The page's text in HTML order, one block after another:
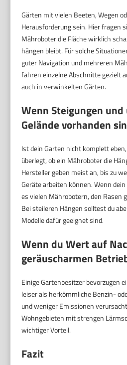
Gärten mit vielen Beeten, Wegen
Herausforderung sein. Hier fragen
Mähroboter die Fläche wirklich
hängen bleibt. Für solche
guter Navigation und mehreren
fahren einzelne Abschnitte gezielt
auch in verwinkelten Gärten.
Wenn Steigungen und
Gelände vorhanden
Ist dein Garten nicht komplett
überlegt, ob ein Mähroboter die
Hersteller geben meist an, bis zu
Geräte arbeiten können. Wenn
es vielen Mährobotern, den Rasen
Bei steileren Hängen solltest du
Modelle dafür geeignet sind.
Wenn du Wert auf
geräuscharmen
Einige Gartenbesitzer bevorzugen
leiser als herkömmliche Benzin-
und weniger Emissionen
Wohngebieten mit strengen
wichtiger Vorteil.
Fazit